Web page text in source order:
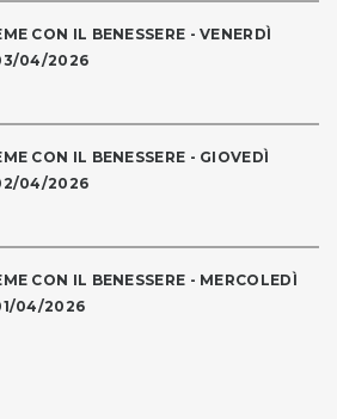
CON IL BENESSERE - VENERDÌ
04/2026
CON IL BENESSERE - GIOVEDÌ
04/2026
CON IL BENESSERE - MERCOLEDÌ
04/2026